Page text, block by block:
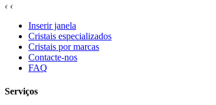
‹ ‹
Inserir janela
Cristais especializados
Cristais por marcas
Contacte-nos
FAQ
Serviços